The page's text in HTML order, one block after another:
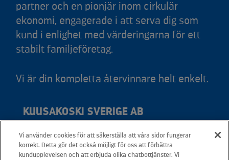
partner och en pionjär inom cirkulär
ekonomi, engagerade i att serva dig som
kund i enlighet med värderingarna för ett
stabilt familjeföretag.
Vi är din kompletta återvinnare helt enkelt.
KUUSAKOSKI SVERIGE AB
Adress: Svedjevägen 6, 931 36 Skellefteå
Telefon: +46 20 566 566
Vi använder cookies för att säkerställa att våra sidor fungerar
korrekt. Detta gör det också möjligt för oss att förbättra
kundupplevelsen och att erbjuda olika chatbottjänster. Vi